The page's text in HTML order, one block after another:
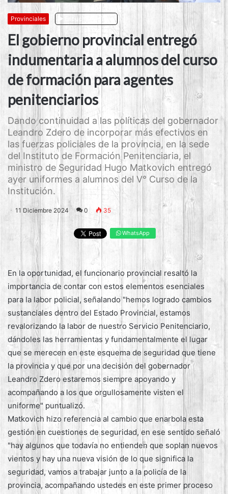
Provinciales Escuchar artículo
El gobierno provincial entregó
indumentaria a alumnos del curso
de formación para agentes
penitenciarios
Dando continuidad a las políticas del gobernador
Leandro Zdero de incorporar más efectivos en
las fuerzas policiales de la provincia, en la sede
del Instituto de Formación Penitenciaria, el
ministro de Seguridad Hugo Matkovich entregó
ayer uniformes a alumnos del V° Curso de la
Institución.
11 Diciembre 2024 0 35
WhatsApp
En la oportunidad, el funcionario provincial resaltó la
importancia de contar con estos elementos esenciales
para la labor policial, señalando "hemos logrado cambios
sustanciales dentro del Estado Provincial, estamos
revalorizando la labor de nuestro Servicio Penitenciario,
dándoles las herramientas y fundamentalmente el lugar
que se merecen en este esquema de seguridad que tiene
la provincia y que por una decisión del gobernador
Leandro Zdero estaremos siempre apoyando y
acompañando a los que orgullosamente visten el
uniforme" puntualizó.
Matkovich hizo referencia al cambio que enarbola esta
gestión en cuestiones de seguridad, en ese sentido señaló
"hay algunos que todavía no entienden que soplan nuevos
vientos y hay una nueva visión de lo que significa la
seguridad, vamos a trabajar junto a la policía de la
provincia, acompañando ustedes en este primer proceso